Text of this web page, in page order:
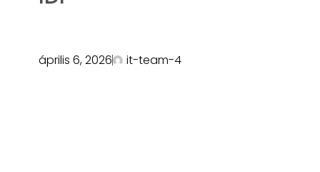
április 6, 2026 it-team-4